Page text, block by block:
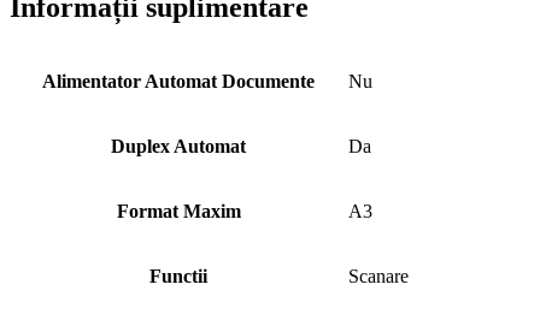
Informații suplimentare
Alimentator Automat Documente Nu
Duplex Automat Da
Format Maxim A3
Functii Scanare